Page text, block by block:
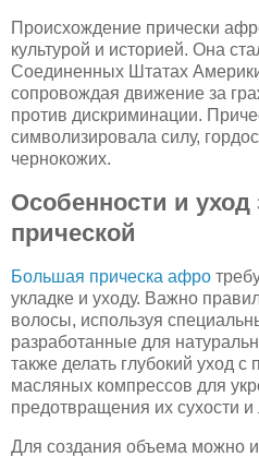
Происхождение прически
культурой и историей. Она
Соединенных Штатах
сопровождая движение за
против дискриминации.
символизировала силу,
чернокожих.
Особенности и уход
прической
Большая прическа афро
укладке и уходу. Важно
волосы, используя
разработанные для
также делать глубокий уход
масляных компрессов для
предотвращения их сухости и
Для создания объема можно